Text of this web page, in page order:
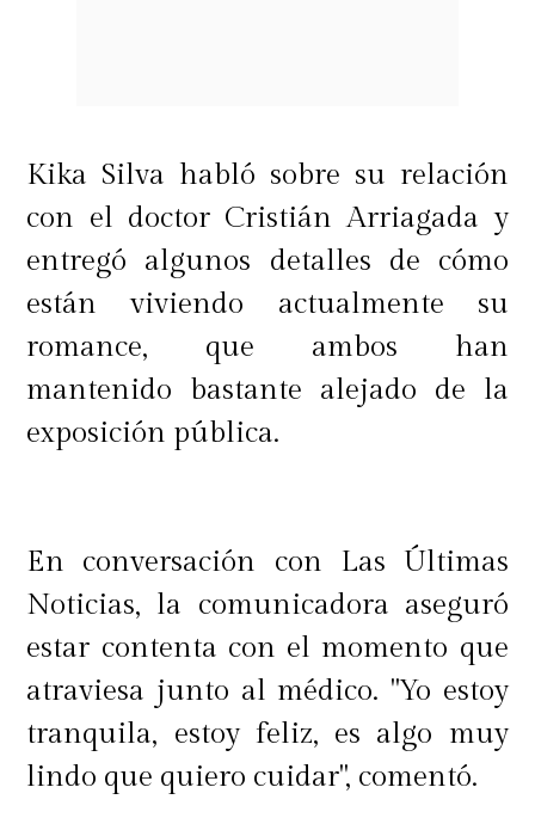
estés caminando", concluyó.
Kika Silva habló sobre su relación
con el doctor Cristián Arriagada y
entregó algunos detalles de cómo
están viviendo actualmente su
romance, que ambos han
mantenido bastante alejado de la
exposición pública.
En conversación con Las Últimas
Noticias, la comunicadora aseguró
estar contenta con el momento que
atraviesa junto al médico. "Yo estoy
tranquila, estoy feliz, es algo muy
lindo que quiero cuidar", comentó.